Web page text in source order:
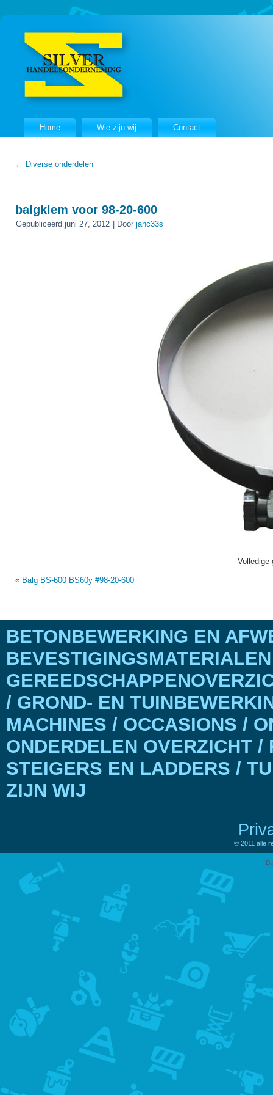
Home Wie zijn wij Contact
← Diverse onderdelen
balgklem voor 98-20-600
Gepubliceerd juni 27, 2012 Door janc33s
« Balg BS-600 BS60y #98-20-600
BETONBEWERKING EN
/ GROND- EN
MACHINES / OCCASIONS /
ONDERDELEN OVERZICHT
STEIGERS EN LADDERS /
ZIJN WIJ
© 2011 alle